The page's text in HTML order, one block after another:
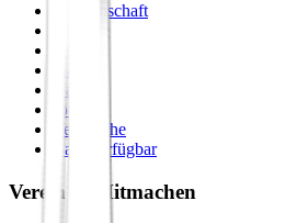
Gemeinschaft
Galerie
Journal
Vergleiche
Bald verfügbar
Verein & Mitmachen